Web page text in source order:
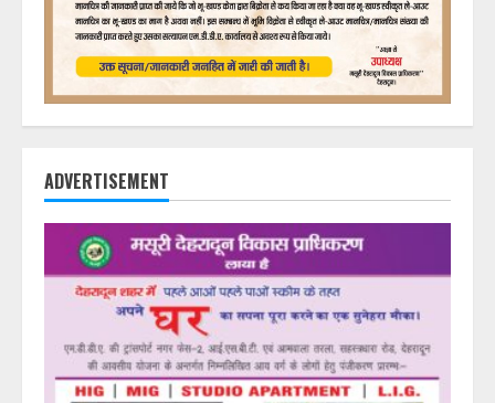
ADVERTISEMENT